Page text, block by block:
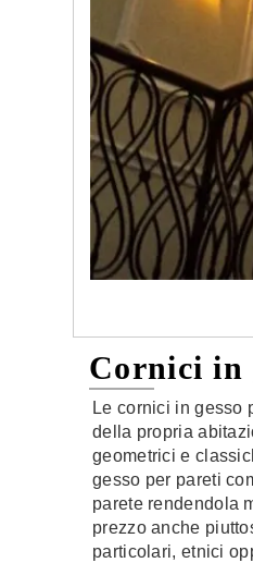
Cornici in
Le cornici in gesso
della propria
geometrici e
gesso per pareti
parete rendendola
prezzo anche
particolari, etnici